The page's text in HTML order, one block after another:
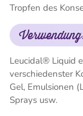
Tropfen des
Leucidal® Liquid
verschiedenster
Gel, Emulsionen
Sprays usw.